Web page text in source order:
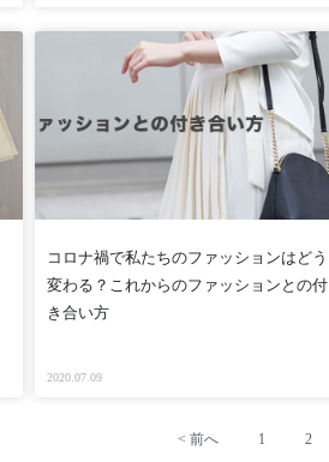
コロナ禍で私たちのファッションはどう
変わる？これからのファッションとの付
き合い方
2020.07.09
< 前へ 1 2